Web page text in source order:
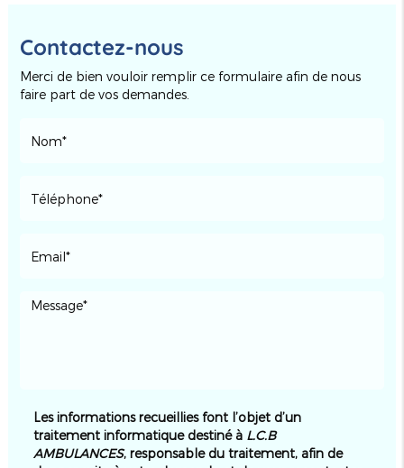
Contactez-nous
Merci de bien vouloir remplir ce formulaire afin de nous
faire part de vos demandes.
Les informations recueillies font l’objet d’un
traitement informatique destiné àL.C.B
AMBULANCES, responsable du traitement, afin de